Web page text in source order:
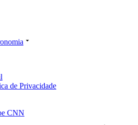
de Privacidade
CNN